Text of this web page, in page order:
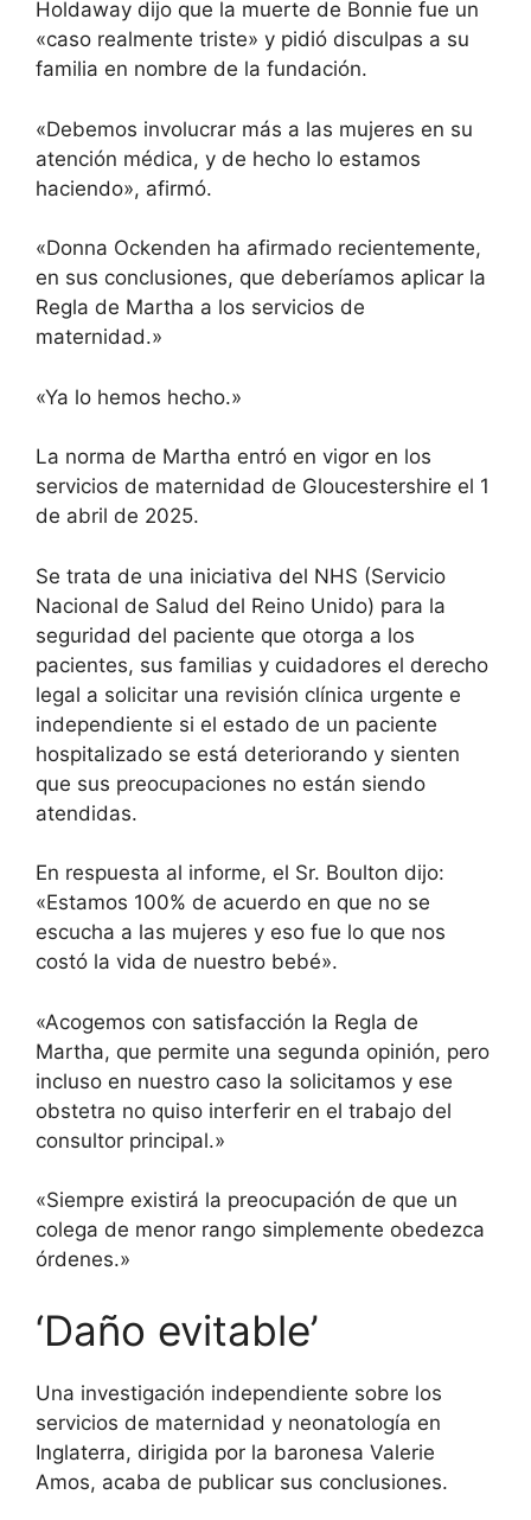
Holdaway dijo que la muerte de Bonnie fue un
«caso realmente triste» y pidió disculpas a su
familia en nombre de la fundación.
«Debemos involucrar más a las mujeres en su
atención médica, y de hecho lo estamos
haciendo», afirmó.
«Donna Ockenden ha afirmado recientemente,
en sus conclusiones, que deberíamos aplicar la
Regla de Martha a los servicios de
maternidad.»
«Ya lo hemos hecho.»
La norma de Martha entró en vigor en los
servicios de maternidad de Gloucestershire el 1
de abril de 2025.
Se trata de una iniciativa del NHS (Servicio
Nacional de Salud del Reino Unido) para la
seguridad del paciente que otorga a los
pacientes, sus familias y cuidadores el derecho
legal a solicitar una revisión clínica urgente e
independiente si el estado de un paciente
hospitalizado se está deteriorando y sienten
que sus preocupaciones no están siendo
atendidas.
En respuesta al informe, el Sr. Boulton dijo:
«Estamos 100% de acuerdo en que no se
escucha a las mujeres y eso fue lo que nos
costó la vida de nuestro bebé».
«Acogemos con satisfacción la Regla de
Martha, que permite una segunda opinión, pero
incluso en nuestro caso la solicitamos y ese
obstetra no quiso interferir en el trabajo del
consultor principal.»
«Siempre existirá la preocupación de que un
colega de menor rango simplemente obedezca
órdenes.»
‘Daño evitable’
Una investigación independiente sobre los
servicios de maternidad y neonatología en
Inglaterra, dirigida por la baronesa Valerie
Amos, acaba de publicar sus conclusiones.